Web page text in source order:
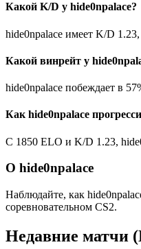
Какой K/D у hide0npalace?
hide0npalace имеет K/D
Какой винрейт у
hide0npalace побеждает в
Как hide0npalace
С 1850 ELO и K/D 1.23,
О hide0npalace
Наблюдайте, как
соревновательном CS2.
Недавние матчи